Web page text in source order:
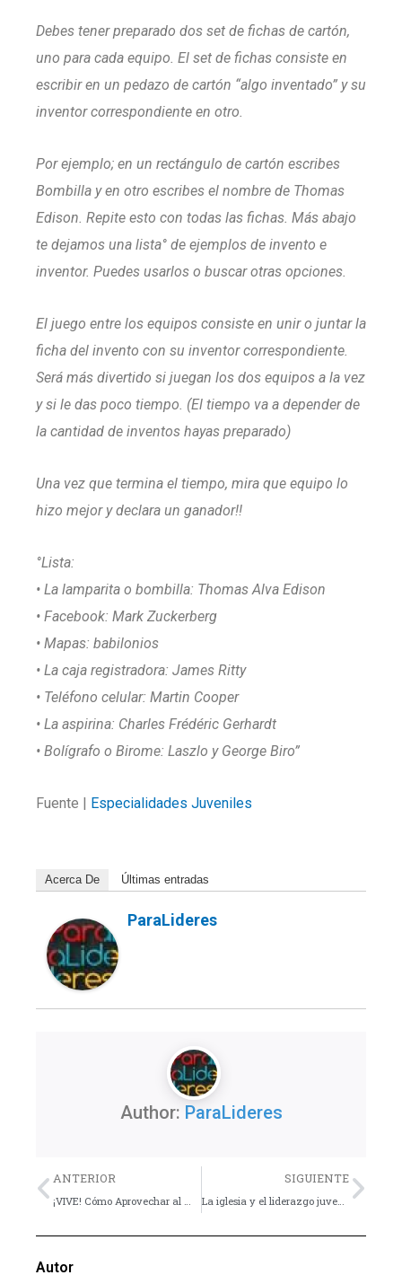
Debes tener preparado dos set de fichas de cartón,
uno para cada equipo. El set de fichas consiste en
escribir en un pedazo de cartón “algo inventado” y su
inventor correspondiente en otro.
Por ejemplo; en un rectángulo de cartón escribes
Bombilla y en otro escribes el nombre de Thomas
Edison. Repite esto con todas las fichas. Más abajo
te dejamos una lista° de ejemplos de invento e
inventor. Puedes usarlos o buscar otras opciones.
El juego entre los equipos consiste en unir o juntar la
ficha del invento con su inventor correspondiente.
Será más divertido si juegan los dos equipos a la vez
y si le das poco tiempo. (El tiempo va a depender de
la cantidad de inventos hayas preparado)
Una vez que termina el tiempo, mira que equipo lo
hizo mejor y declara un ganador!!
°Lista:
• La lamparita o bombilla: Thomas Alva Edison
• Facebook: Mark Zuckerberg
• Mapas: babilonios
• La caja registradora: James Ritty
• Teléfono celular: Martin Cooper
• La aspirina: Charles Frédéric Gerhardt
• Bolígrafo o Birome: Laszlo y George Biro”
Fuente | Especialidades Juveniles
Acerca De Últimas entradas
ParaLideres
Author: ParaLideres
Previo
ANTERIOR
¡VIVE! Cómo Aprovechar al Máximo tu Juventud
SIGUIENTE
La iglesia y el liderazgo juvenil – Consejo
Autor